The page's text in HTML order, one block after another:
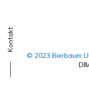
Kontakt
© 2023 Bierbaum